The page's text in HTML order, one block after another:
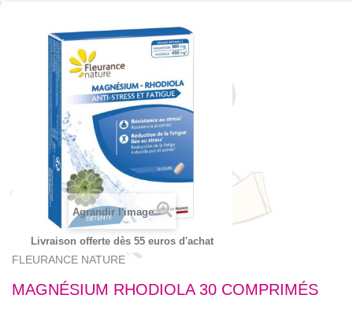
Agrandir l'image
Livraison offerte dès 55 euros d'achat
FLEURANCE NATURE
MAGNÉSIUM RHODIOLA 30 COMPRIMÉS